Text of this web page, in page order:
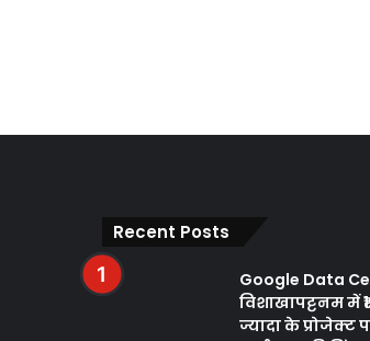
Recent Posts
Google Data
विशाखापट्टनम में
ज्यादा के प्रोजेक्ट